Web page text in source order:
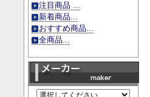
注目商品 ...
新着商品...
おすすめ商品...
全商品...